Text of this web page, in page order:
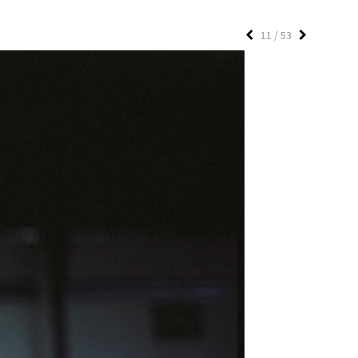
11 / 53